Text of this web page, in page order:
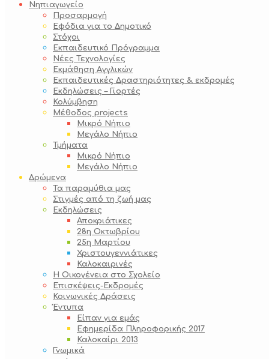
Νηπιαγωγείο
Προσαρμογή
Εφόδια για το Δημοτικό
Στόχοι
Εκπαιδευτικό Πρόγραμμα
Νέες Τεχνολογίες
Εκμάθηση Αγγλικών
Εκπαιδευτικές Δραστηριότητες & εκδρομές
Εκδηλώσεις – Γιορτές
Κολύμβηση
Μέθοδος projects
Μικρό Νήπιο
Μεγάλο Νήπιο
Τμήματα
Μικρό Νήπιο
Μεγάλο Νήπιο
Δρώμενα
Τα παραμύθια μας
Στιγμές από τη ζωή μας
Εκδηλώσεις
Αποκριάτικες
28η Οκτωβρίου
25η Μαρτίου
Χριστουγεννιάτικες
Καλοκαιρινές
Η Οικογένεια στο Σχολείο
Επισκέψεις-Εκδρομές
Κοινωνικές Δράσεις
Έντυπα
Είπαν για εμάς
Εφημερίδα Πληροφορικής 2017
Καλοκαίρι 2013
Γνωμικά